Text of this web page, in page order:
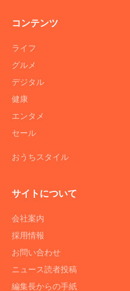
コンテンツ
ライフ
グルメ
デジタル
健康
エンタメ
セール
おうちスタイル
サイトについて
会社案内
採用情報
お問い合わせ
ニュース読者投稿
編集長からの手紙